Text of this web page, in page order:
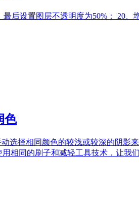
后设置图层不透明度为50%： 20、
色
选择相同颜色的较浅或较深的阴影
相同的刷子和减轻工具技术，让